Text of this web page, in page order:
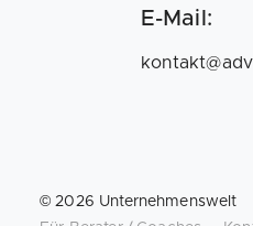
E-Mail:
©2026 Unternehmenswelt